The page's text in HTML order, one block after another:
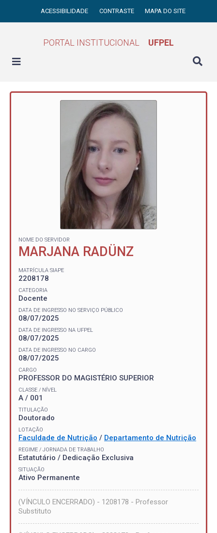
ACESSIBILIDADE CONTRASTE MAPA DO SITE
PORTAL INSTITUCIONAL UFPEL
NOME DO SERVIDOR
MARJANA RADÜNZ
MATRÍCULA SIAPE
2208178
CATEGORIA
Docente
DATA DE INGRESSO NO SERVIÇO PÚBLICO
08/07/2025
DATA DE INGRESSO NA UFPEL
08/07/2025
DATA DE INGRESSO NO CARGO
08/07/2025
CARGO
PROFESSOR DO MAGISTÉRIO SUPERIOR
CLASSE / NÍVEL
A / 001
TITULAÇÃO
Doutorado
LOTAÇÃO
Faculdade de Nutrição / Departamento de Nutrição
REGIME / JORNADA DE TRABALHO
Estatutário / Dedicação Exclusiva
SITUAÇÃO
Ativo Permanente
(VÍNCULO ENCERRADO) - 1208178 - Professor
Substituto